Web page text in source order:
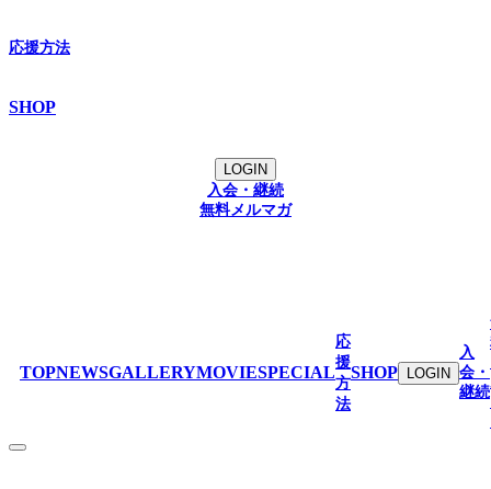
応援方法
SHOP
LOGIN
入会・継続
無料メルマガ
TOPNEWSGALLERYMOVIESPECIAL
応
援
方
法
SHOP LOGIN
入
会・
継続